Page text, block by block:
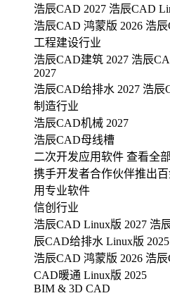
浩辰CAD 2027 浩辰CAD
浩辰CAD 鸿蒙版 2026 浩辰
工程建设行业
浩辰CAD建筑 2027 浩辰
2027
浩辰CAD给排水 2027 浩辰
制造行业
浩辰CAD机械 2027
浩辰CAD母线槽
二次开发应用软件 查看全部
携手开发者合作伙伴推出
用专业软件
信创行业
浩辰CAD Linux版 2027 浩
辰CAD给排水 Linux版 2025
浩辰CAD 鸿蒙版 2026 浩
CAD暖通 Linux版 2025
BIM & 3D CAD